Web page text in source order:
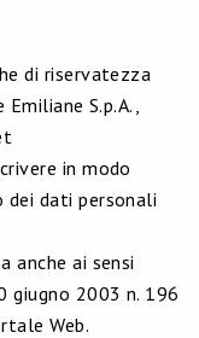
di riservatezza
S.p.A.,
in modo
dati personali
anche ai sensi
2003 n. 196
Web.